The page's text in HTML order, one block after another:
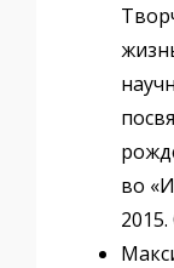
во
2015.